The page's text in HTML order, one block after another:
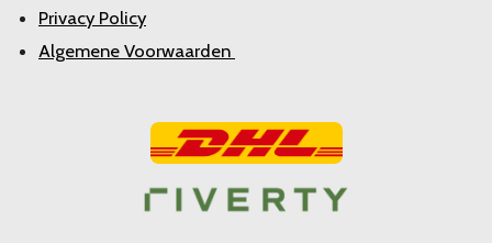
Privacy Policy
Algemene Voorwaarden